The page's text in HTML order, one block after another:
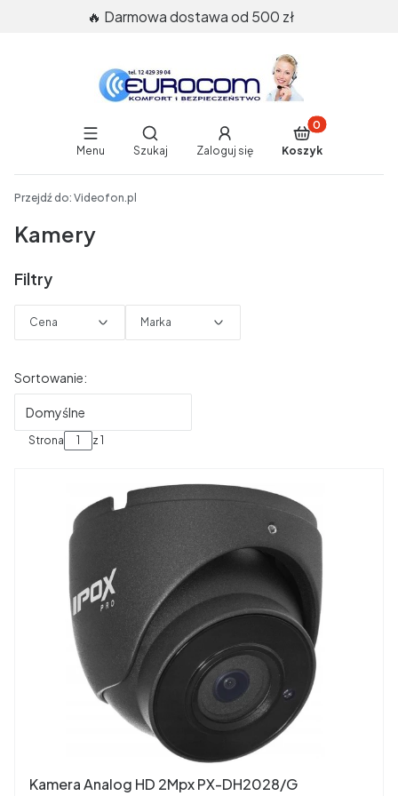
🔥 Darmowa dostawa od 500 zł
Menu
Otwórz wyszukiwarkę
Szukaj Zaloguj się
Produkty w
Koszyk
Przejdź do: Videofon.pl
Kamery
Filtry
Cena Marka
Lista produktów
Sortowanie:
Domyślne
Strona z 1
Kamera Analog HD 2Mpx PX-DH2028/G